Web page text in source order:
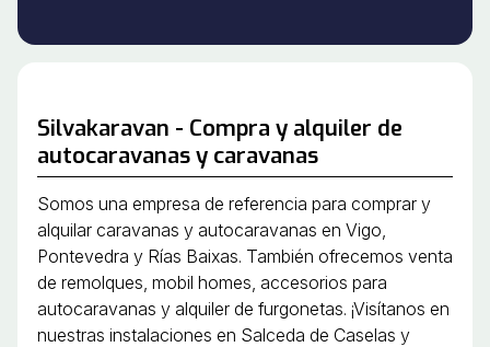
Silvakaravan - Compra y alquiler de
autocaravanas y caravanas
Somos una empresa de referencia para comprar y
alquilar caravanas y autocaravanas en Vigo,
Pontevedra y Rías Baixas. También ofrecemos venta
de remolques, mobil homes, accesorios para
autocaravanas y alquiler de furgonetas. ¡Visítanos en
nuestras instalaciones en Salceda de Caselas y